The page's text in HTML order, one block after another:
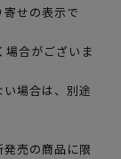
せの表示で
場合がございま
場合は、別途
売の商品に限